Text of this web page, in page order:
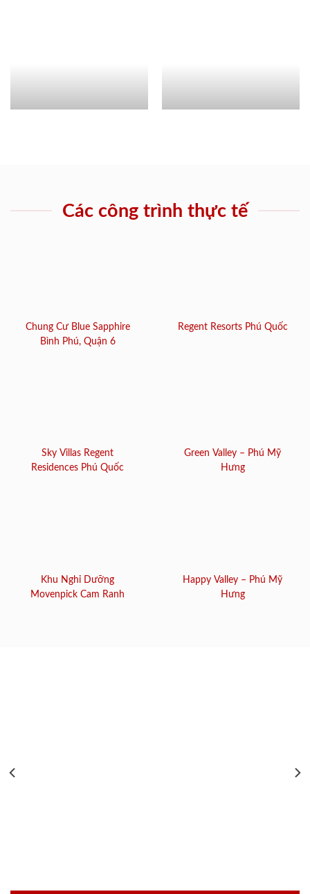
Các công trình thực tế
Chung Cư Blue Sapphire
Bình Phú, Quận 6
Regent Resorts Phú Quốc
Sky Villas Regent
Residences Phú Quốc
Green Valley – Phú Mỹ
Hưng
Khu Nghỉ Dưỡng
Movenpick Cam Ranh
Happy Valley – Phú Mỹ
Hưng